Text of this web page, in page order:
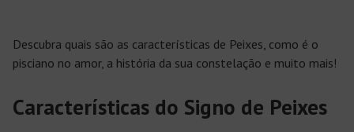
Descubra quais são as características de Peixes, como é o
pisciano no amor, a história da sua constelação e muito mais!
Características do Signo de Peixes